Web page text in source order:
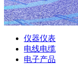
仪器仪表
电线电缆
电子产品